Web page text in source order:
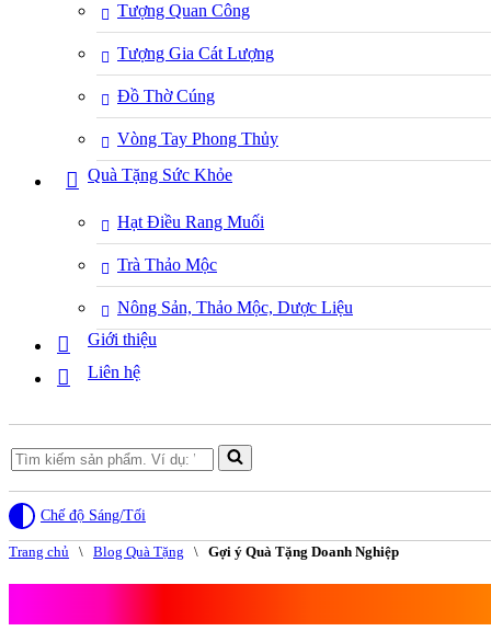
Tượng Quan Công
Tượng Gia Cát Lượng
Đồ Thờ Cúng
Vòng Tay Phong Thủy
Quà Tặng Sức Khỏe
Hạt Điều Rang Muối
Trà Thảo Mộc
Nông Sản, Thảo Mộc, Dược Liệu
Giới thiệu
Liên hệ
Search
for...
Chế độ Sáng/Tối
Trang chủ \ Blog Quà Tặng \ Gợi ý Quà Tặng Doanh Nghiệp